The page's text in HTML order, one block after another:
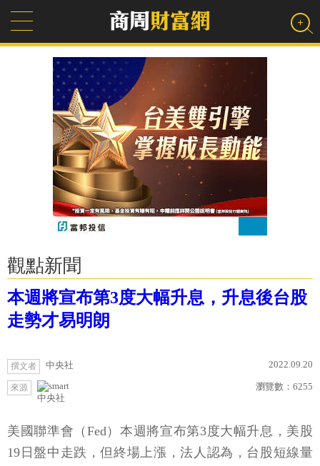
觀點新聞
本週將宣布第3度大幅升息，升息後台股
走勢才易明朗
撰文者 中央社 2022.09.20
來源
中央社
瀏覽數： 6255
美國聯準會（Fed）本週將宣布第3度大幅升息，美股
19日盤中走跌，但終場上漲，法人認為，台股短線量